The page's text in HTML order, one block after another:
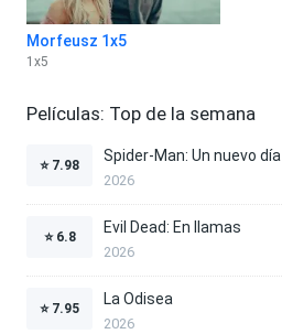
Morfeusz 1x5
1 x5
Películas: Top de la semana
⭐ 7.98
Spider-Man: Un nuevo día
2026
⭐ 6.8
Evil Dead: En llamas
2026
⭐ 7.95
La Odisea
2026